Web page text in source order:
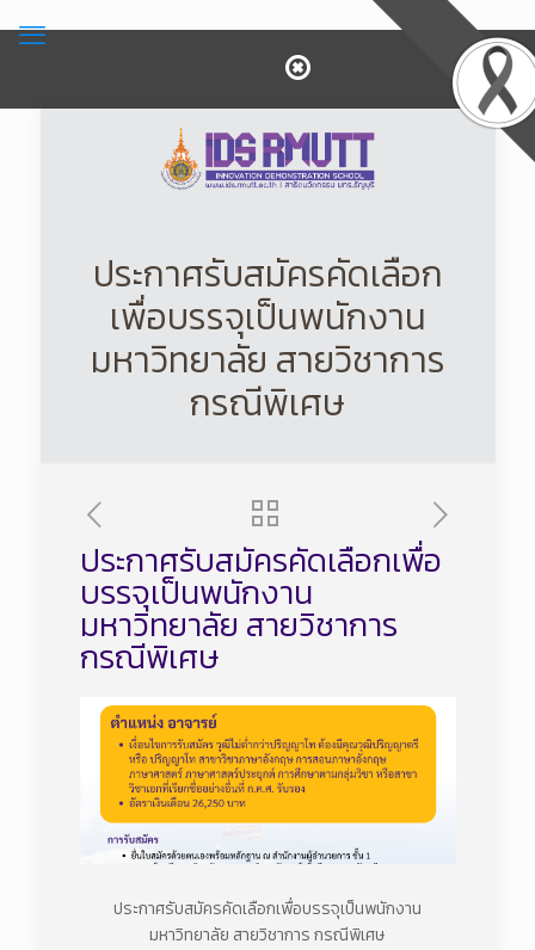
ประกาศรับสมัครคัดเลือก
เพื่อบรรจุเป็นพนักงาน
มหาวิทยาลัย สายวิชาการ
กรณีพิเศษ
ประกาศรับสมัครคัดเลือกเพื่อ
บรรจุเป็นพนักงาน
มหาวิทยาลัย สายวิชาการ
กรณีพิเศษ
ประกาศรับสมัครคัดเลือกเพื่อบรรจุเป็นพนักงาน
มหาวิทยาลัย สายวิชาการ กรณีพิเศษ